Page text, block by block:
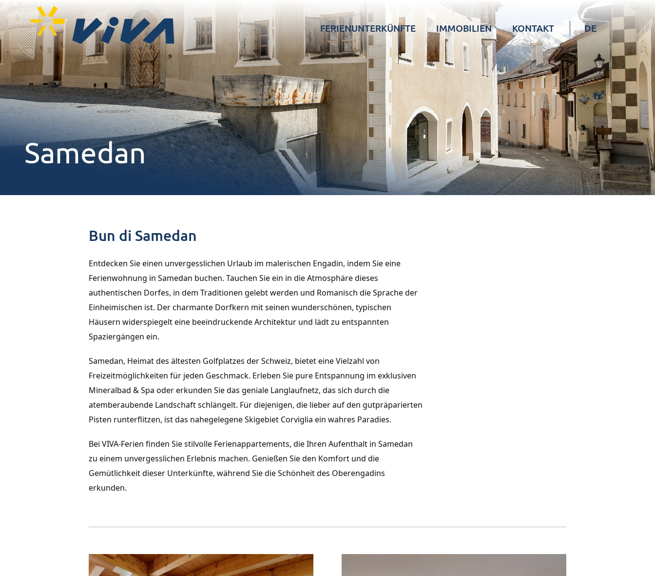
FERIENUNTERKÜNFTE IMMOBILIEN KONTAKT DE
Samedan
Bun di Samedan
Entdecken Sie einen unvergesslichen Urlaub im malerischen Engadin, indem Sie eine
Ferienwohnung in Samedan buchen. Tauchen Sie ein in die Atmosphäre dieses
authentischen Dorfes, in dem Traditionen gelebt werden und Romanisch die Sprache der
Einheimischen ist. Der charmante Dorfkern mit seinen wunderschönen, typischen
Häusern widerspiegelt eine beeindruckende Architektur und lädt zu entspannten
Spaziergängen ein.
Samedan, Heimat des ältesten Golfplatzes der Schweiz, bietet eine Vielzahl von
Freizeitmöglichkeiten für jeden Geschmack. Erleben Sie pure Entspannung im exklusiven
Mineralbad & Spa oder erkunden Sie das geniale Langlaufnetz, das sich durch die
atemberaubende Landschaft schlängelt. Für diejenigen, die lieber auf den gutpräparierten
Pisten runterflitzen, ist das nahegelegene Skigebiet Corviglia ein wahres Paradies.
Bei VIVA-Ferien finden Sie stilvolle Ferienappartements, die Ihren Aufenthalt in Samedan
zu einem unvergesslichen Erlebnis machen. Genießen Sie den Komfort und die
Gemütlichkeit dieser Unterkünfte, während Sie die Schönheit des Oberengadins
erkunden.